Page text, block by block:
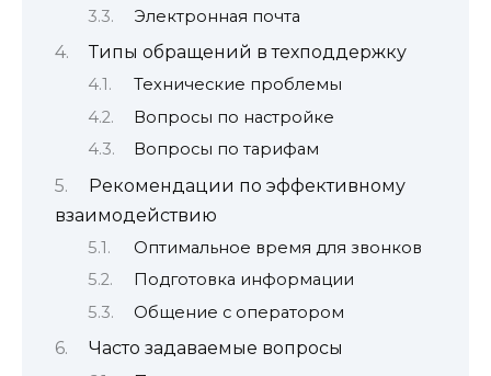
Электронная почта
Типы обращений в техподдержку
Технические проблемы
Вопросы по настройке
Вопросы по тарифам
Рекомендации по эффективному
взаимодействию
Оптимальное время для звонков
Подготовка информации
Общение с оператором
Часто задаваемые вопросы